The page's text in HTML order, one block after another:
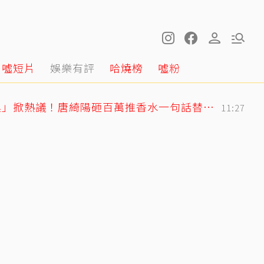
噓短片 娛樂有評 哈燒榜 噓粉
獨／韓女嫌台男「很臭」掀熱議！唐綺陽砸百萬推香水一句話替台男平反 11:27